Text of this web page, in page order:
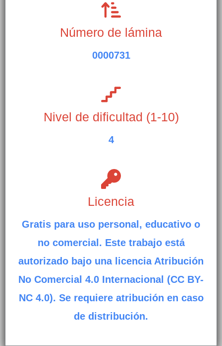
Número de lámina
0000731
Nivel de dificultad (1-10)
4
Licencia
Gratis para uso personal, educativo o
no comercial. Este trabajo está
autorizado bajo una licencia Atribución
No Comercial 4.0 Internacional (CC BY-
NC 4.0). Se requiere atribución en caso
de distribución.